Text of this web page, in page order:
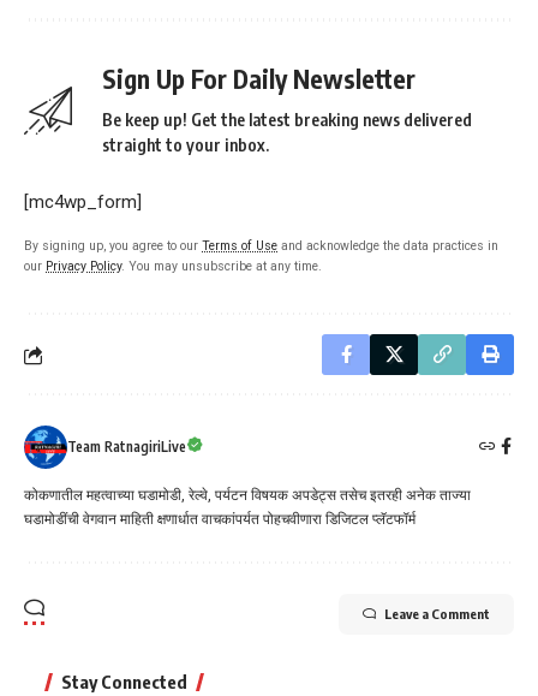
Sign Up For Daily Newsletter
Be keep up! Get the latest breaking news delivered
straight to your inbox.
[mc4wp_form]
By signing up, you agree to our Terms of Use and acknowledge the data practices in
our Privacy Policy. You may unsubscribe at any time.
Team RatnagiriLive
कोकणातील महत्वाच्या घडामोडी, रेल्वे, पर्यटन विषयक अपडेट्स तसेच इतरही अनेक ताज्या
घडामोडींची वेगवान माहिती क्षणार्धात वाचकांपर्यत पोहचवीणारा डिजिटल प्लॅटफॉर्म
Leave a Comment
Stay Connected